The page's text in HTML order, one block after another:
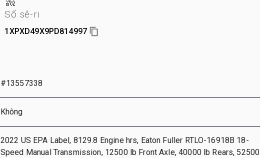
Số sê-ri
1XPXD49X9PD814997
#13557338
Không
2022 US EPA Label, 8129.8 Engine hrs, Eaton Fuller RTLO-16918B 18-
Speed Manual Transmission, 12500 lb Front Axle, 40000 lb Rears, 52500